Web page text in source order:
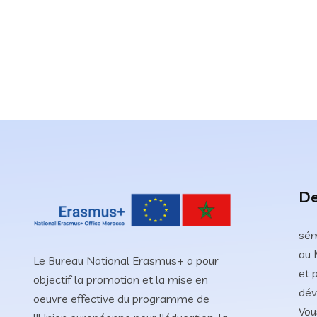
Le Bureau National Erasmus+ a pour
objectif la promotion et la mise en
oeuvre effective du programme de
au
et